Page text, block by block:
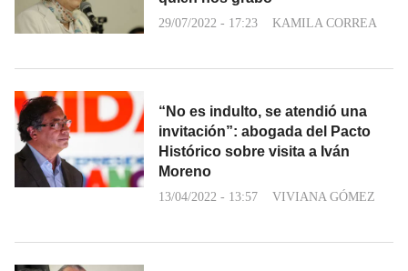
29/07/2022 - 17:23 KAMILA CORREA
“No es indulto, se atendió una
invitación”: abogada del Pacto
Histórico sobre visita a Iván
Moreno
13/04/2022 - 13:57 VIVIANA GÓMEZ